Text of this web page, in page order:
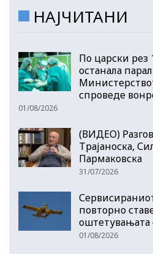
НАЈЧИТАНИ
По царски рез
останала
спроведе
01/08/2026
(ВИДЕО)
Трајаноска,
Пармаковска
31/07/2026
повторно
01/08/2026